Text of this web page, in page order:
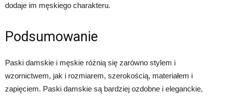
dodaje im męskiego charakteru.
Podsumowanie
Paski damskie i męskie różnią się zarówno stylem i
wzornictwem, jak i rozmiarem, szerokością, materiałem i
zapięciem. Paski damskie są bardziej ozdobne i eleganckie,